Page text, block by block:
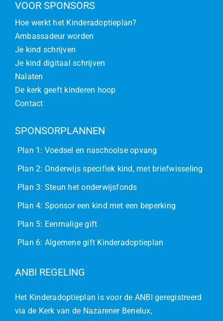
VOOR SPONSORS
Hoe werkt het Kinderadoptieplan?
Ambassadeur worden
Je kind schrijven
Je kind digitaal schrijven
Nalaten
De kerk geeft kinderen hoop
Contact
SPONSORPLANNEN
Plan 1: Voedsel en naschoolse opvang
Plan 2: Onderwijs specifiek kind, met briefwisseling
Plan 3: Steun het onderwijsfonds
Plan 4: Sponsor een kind met een beperking
Plan 5: Eenmalige gift
Plan 6: Algemene gift Kinderadoptieplan
ANBI REGELING
Het Kinderadoptieplan is voor de ANBI geregistreerd
via de Kerk van de Nazarener Benelux,